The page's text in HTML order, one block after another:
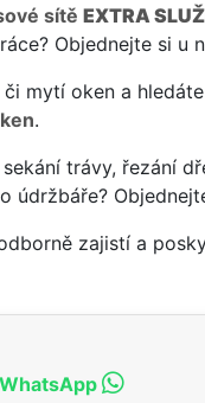
sítě EXTRA
Objednejte si u
mytí oken a
.
trávy, řezání
údržbáře?
zajistí a
WhatsApp